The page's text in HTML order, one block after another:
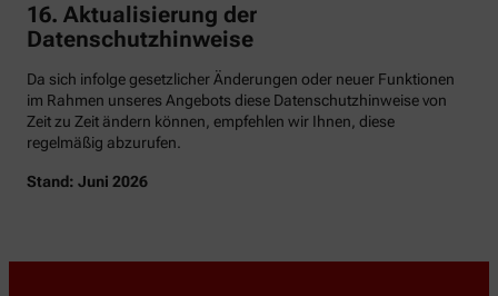
16. Aktualisierung der
Datenschutzhinweise
Da sich infolge gesetzlicher Änderungen oder neuer Funktionen
im Rahmen unseres Angebots diese Datenschutzhinweise von
Zeit zu Zeit ändern können, empfehlen wir Ihnen, diese
regelmäßig abzurufen.
Stand: Juni 2026